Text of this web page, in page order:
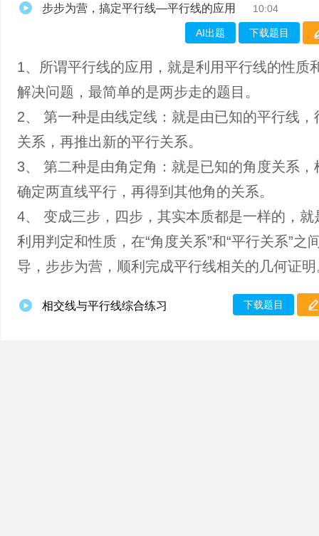
步步为营，搞定平行线—平行线的应用 10:04
AI出题 下载题目
1、所谓平行线的应用，就是利用平行线的性质
解决问题，最简单的是两步走的题目。
2、 第一种是由线定线：就是由已知的平行线，
关系，再推出新的平行关系。
3、 第二种是由角定角：就是已知的角度关系，
确定两直线平行，再得到其他角的关系。
4、 变成三步，四步，其实本质都是一样的，就
利用判定和性质，在“角度关系”和“平行关系”之
导，步步为营，顺利完成平行线相关的几何证明
相交线与平行线综合练习 下载题目